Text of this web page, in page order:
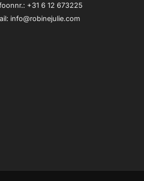
+31 6 12 673225
info@robinejulie.com